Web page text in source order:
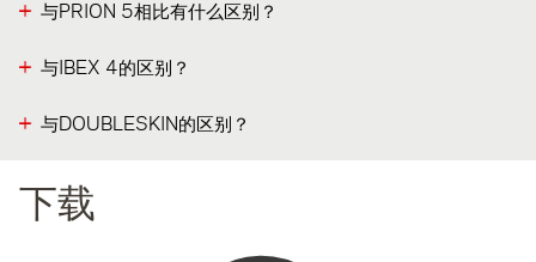
与PRION 5相比有什么区别？
与IBEX 4的区别？
与DOUBLESKIN的区别？
下载